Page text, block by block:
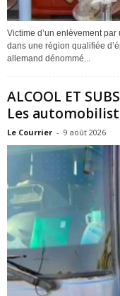
Victime d’un enlèvement
dans une région qualifiée
allemand dénommé...
ALCOOL ET
Les
Le Courrier - 9 août 2026